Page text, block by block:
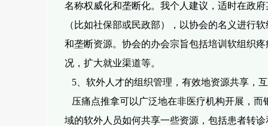
名称权威化和垄断化。我个人 建议，适时在政
（比如社保部或民政部），以协会的名义进行软
和垄断资源。协会的办会宗旨包括培训软组织
况，扩大就业渠道等。
5、软外人才的组织管理，有效地资源共享，
压痛点推拿可以广泛地在非医疗机构开展，
域的软外人员如何共享一些资源，包括患者转